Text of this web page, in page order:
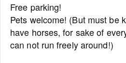
Free parking!
Pets welcome! (But must be
have horses, for sake of
can not run freely around!)